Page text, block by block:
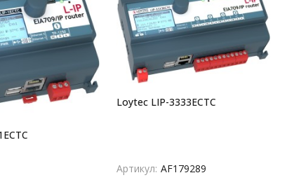
Loytec LIP-3333ECTC
Артикул: AF179289